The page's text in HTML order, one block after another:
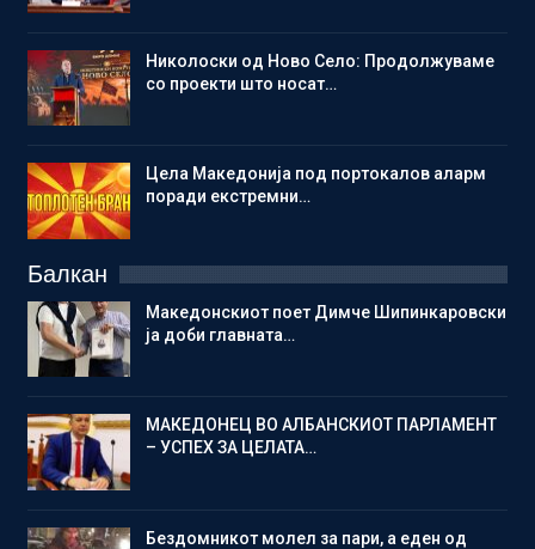
Николоски од Ново Село: Продолжуваме
со проекти што носат…
Цела Македонија под портокалов аларм
поради екстремни…
Балкан
Македонскиот поет Димче Шипинкаровски
ја доби главната…
МАКЕДОНЕЦ ВО АЛБАНСКИОТ ПАРЛАМЕНТ
– УСПЕХ ЗА ЦЕЛАТА…
Бездомникот молел за пари, а еден од